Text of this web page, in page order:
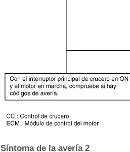
Síntoma de la avería 2